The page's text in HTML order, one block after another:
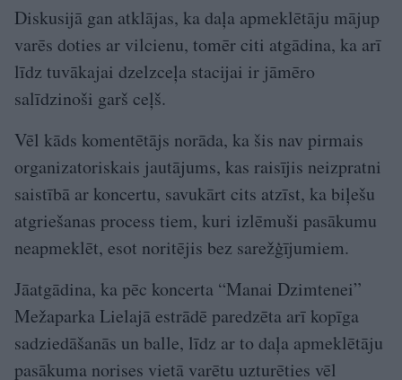
Diskusijā gan atklājas, ka daļa apmeklētāju mājup
varēs doties ar vilcienu, tomēr citi atgādina, ka arī
līdz tuvākajai dzelzceļa stacijai ir jāmēro
salīdzinoši garš ceļš.
Vēl kāds komentētājs norāda, ka šis nav pirmais
organizatoriskais jautājums, kas raisījis neizpratni
saistībā ar koncertu, savukārt cits atzīst, ka biļešu
atgriešanas process tiem, kuri izlēmuši pasākumu
neapmeklēt, esot noritējis bez sarežģījumiem.
Jāatgādina, ka pēc koncerta “Manai Dzimtenei”
Mežaparka Lielajā estrādē paredzēta arī kopīga
sadziedāšanās un balle, līdz ar to daļa apmeklētāju
pasākuma norises vietā varētu uzturēties vēl